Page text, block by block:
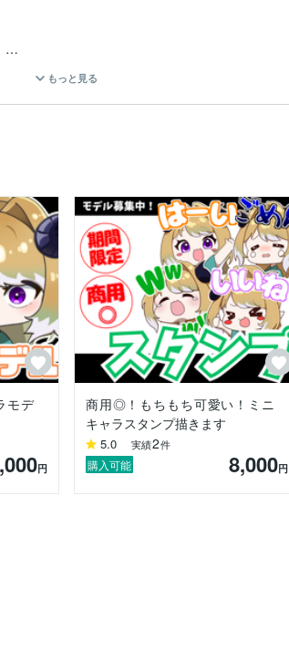
。
もっと見る
モデ
円
商用◎！もちもち可愛い！ミニ
キャラスタンプ描きます
5.0 実績2件
購入可能 8,000円